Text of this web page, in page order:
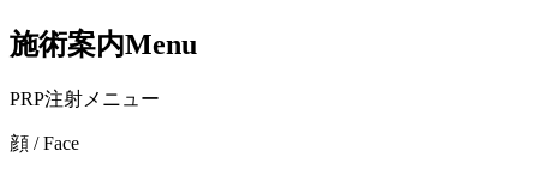
施術案内Menu
PRP注射メニュー
顔 / Face